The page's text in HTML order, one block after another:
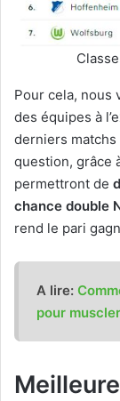
Pour cela, nous
des équipes à
derniers matchs
question, grâce
permettront de
chance double
rend le pari
A lire:
pour